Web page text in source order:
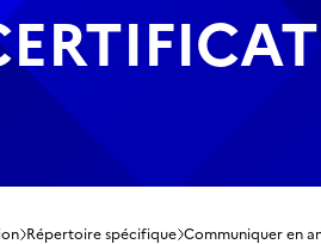
Répertoire spécifique Communiquer en